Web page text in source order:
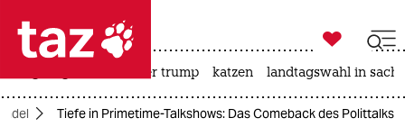
 taz zahl ich
taz zahl ich

taz zahl ich
usa unter trump katzen landtagswahl in
Tiefe in Primetime-Talkshows: Das Comeback des Polittalks